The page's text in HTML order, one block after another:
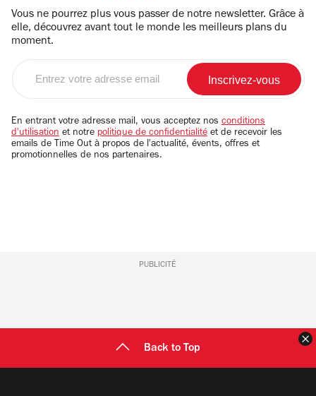
Vous ne pourrez plus vous passer de notre newsletter. Grâce à
elle, découvrez avant tout le monde les meilleurs plans du
moment.
email
En entrant votre adresse mail, vous acceptez nos conditions
d'utilisation et notre politique de confidentialité et de recevoir les
emails de Time Out à propos de l'actualité, évents, offres et
promotionnelles de nos partenaires.
PUBLICITÉ
Back to Top